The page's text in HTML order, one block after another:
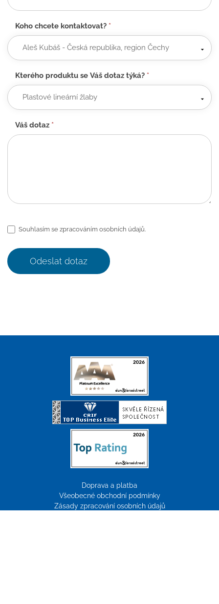
Koho chcete kontaktovat? *
Kterého produktu se Váš dotaz týká? *
Váš dotaz *
Souhlasím se zpracováním osobních údajů.
Odeslat dotaz
Doprava a platba
Všeobecné obchodní podmínky
Zásady zpracování osobních údajů